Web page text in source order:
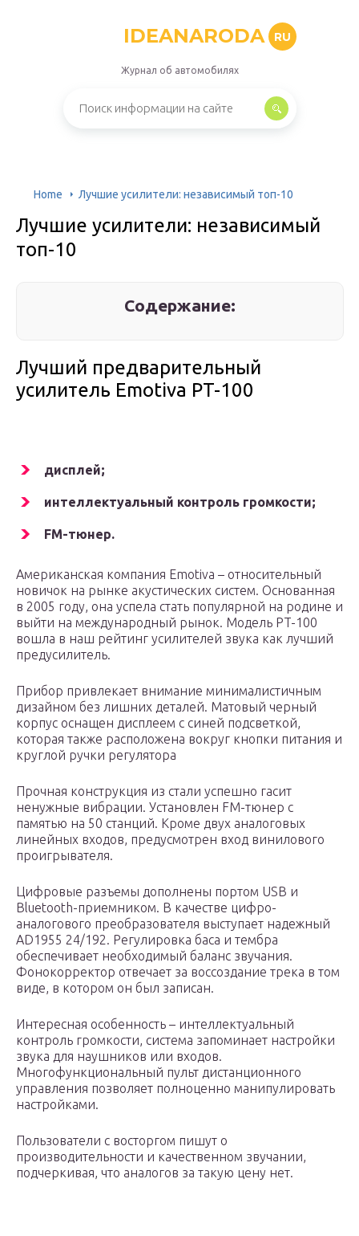
IDEANARODA RU
Журнал об автомобилях
Home Лучшие усилители: независимый топ-10
Лучшие усилители: независимый
топ-10
Содержание:
Лучший предварительный
усилитель Emotiva PT-100
дисплей;
интеллектуальный контроль громкости;
FM-тюнер.
Американская компания Emotiva – относительный
новичок на рынке акустических систем. Основанная
в 2005 году, она успела стать популярной на родине и
выйти на международный рынок. Модель PT-100
вошла в наш рейтинг усилителей звука как лучший
предусилитель.
Прибор привлекает внимание минималистичным
дизайном без лишних деталей. Матовый черный
корпус оснащен дисплеем с синей подсветкой,
которая также расположена вокруг кнопки питания и
круглой ручки регулятора
Прочная конструкция из стали успешно гасит
ненужные вибрации. Установлен FM-тюнер с
памятью на 50 станций. Кроме двух аналоговых
линейных входов, предусмотрен вход винилового
проигрывателя.
Цифровые разъемы дополнены портом USB и
Bluetooth-приемником. В качестве цифро-
аналогового преобразователя выступает надежный
AD1955 24/192. Регулировка баса и тембра
обеспечивает необходимый баланс звучания.
Фонокорректор отвечает за воссоздание трека в том
виде, в котором он был записан.
Интересная особенность – интеллектуальный
контроль громкости, система запоминает настройки
звука для наушников или входов.
Многофункциональный пульт дистанционного
управления позволяет полноценно манипулировать
настройками.
Пользователи с восторгом пишут о
производительности и качественном звучании,
подчеркивая, что аналогов за такую цену нет.